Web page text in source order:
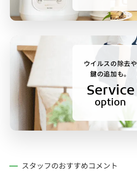
ウイルスの除去や
鍵の追加も。
Service
option
スタッフのおすすめコメント